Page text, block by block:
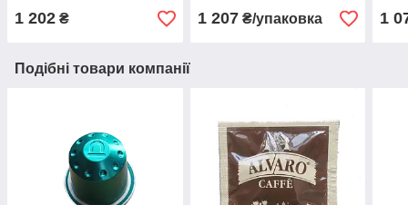
1 202 ₴ 1 207₴/упаковка 1
Подібні товари компанії